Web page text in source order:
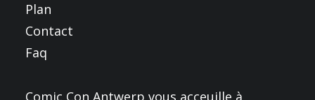
Plan
Contact
Faq
Comic Con Antwerp vous acceuille à